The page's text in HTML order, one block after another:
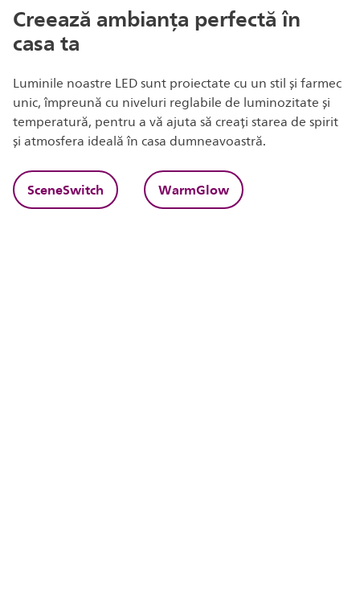
Creează ambianța perfectă în
casa ta
Luminile noastre LED sunt proiectate cu un stil și farmec
unic, împreună cu niveluri reglabile de luminozitate și
temperatură, pentru a vă ajuta să creați starea de spirit
și atmosfera ideală în casa dumneavoastră.
SceneSwitch WarmGlow